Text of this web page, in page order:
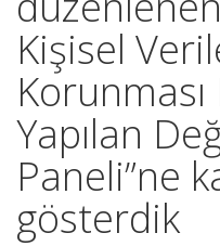
Kişisel
Korunması
Yapılan
Paneli”ne
gösterdik